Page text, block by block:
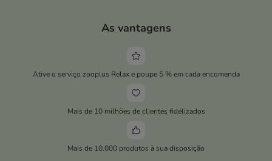
As vantagens
Ative o serviço zooplus Relax e poupe 5 % em cada encomenda
Mais de 10 milhões de clientes fidelizados
Mais de 10.000 produtos à sua disposição